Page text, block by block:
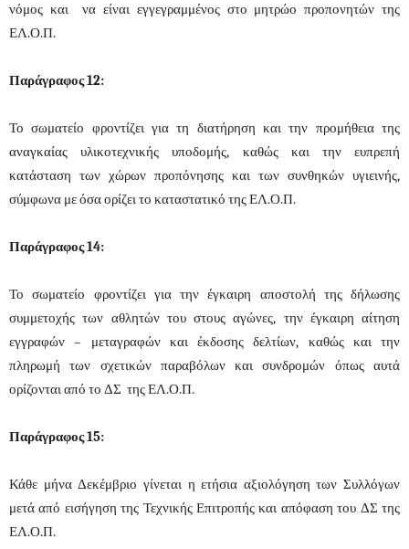
νόμος και να είναι εγγεγραμμένος στο μητρώο προπονητών της
ΕΛ.Ο.Π.
Παράγραφος 12:
Το σωματείο φροντίζει για τη διατήρηση και την προμήθεια της
αναγκαίας υλικοτεχνικής υποδομής, καθώς και την ευπρεπή
κατάσταση των χώρων προπόνησης και των συνθηκών υγιεινής,
σύμφωνα με όσα ορίζει το καταστατικό της ΕΛ.Ο.Π.
Παράγραφος 14:
Το σωματείο φροντίζει για την έγκαιρη αποστολή της δήλωσης
συμμετοχής των αθλητών του στους αγώνες, την έγκαιρη αίτηση
εγγραφών – μεταγραφών και έκδοσης δελτίων, καθώς και την
πληρωμή των σχετικών παραβόλων και συνδρομών όπως αυτά
ορίζονται από το ΔΣ της ΕΛ.Ο.Π.
Παράγραφος 15:
Κάθε μήνα Δεκέμβριο γίνεται η ετήσια αξιολόγηση των Συλλόγων
μετά από εισήγηση της Τεχνικής Επιτροπής και απόφαση του ΔΣ της
ΕΛ.Ο.Π.